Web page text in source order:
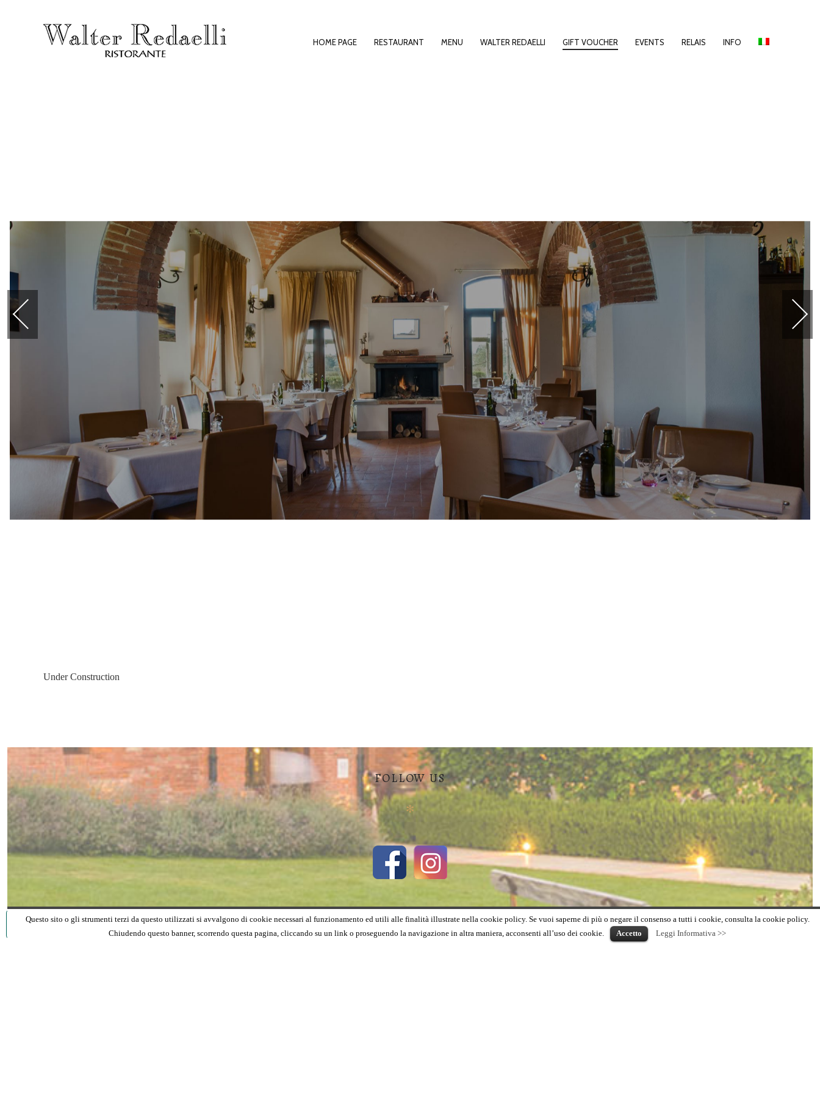
PRIMARY
HOME PAGE RESTAURANT MENU WALTER REDAELLI GIFT VOUCHER EVENTS RELAIS INFO
Under Construction
FOLLOW US
✻
Questo sito o gli strumenti terzi da questo utilizzati si avvalgono di cookie necessari al funzionamento ed utili alle finalità illustrate nella cookie policy. Se vuoi saperne di più o negare il consenso a tutti i cookie, consulta la cookie policy.
Chiudendo questo banner, scorrendo questa pagina, cliccando su un link o proseguendo la navigazione in altra maniera, acconsenti all’uso dei cookie.
Accetto Leggi Informativa >>
Book a table